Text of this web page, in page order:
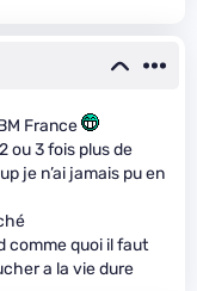
France
ou 3 fois plus de
je n’ai jamais pu en
comme quoi il faut
a la vie dure